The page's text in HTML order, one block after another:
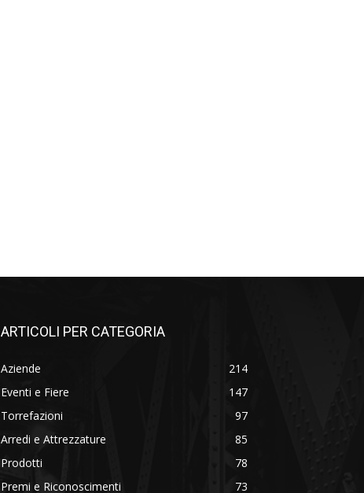
ARTICOLI PER CATEGORIA
Aziende
214
Eventi e Fiere
147
Torrefazioni
97
Arredi e Attrezzature
85
Prodotti
78
Premi e Riconoscimenti
73